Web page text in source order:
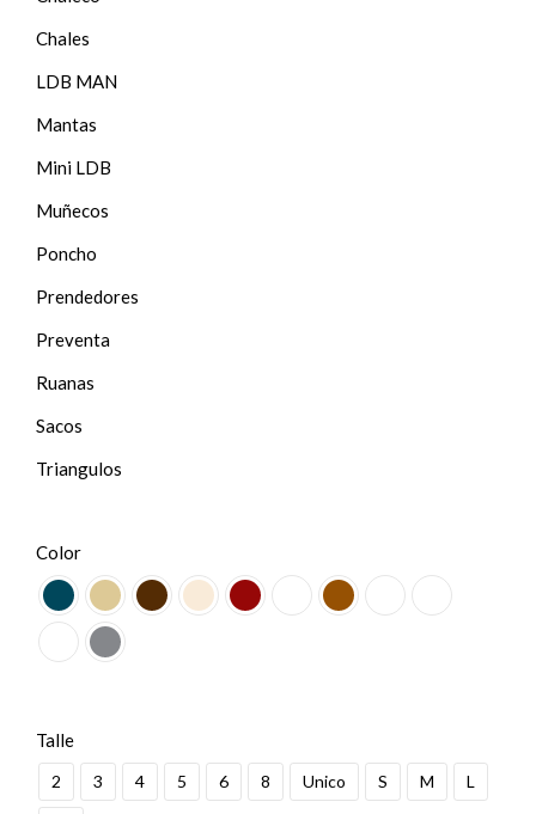
Chales
LDB MAN
Mantas
Mini LDB
Muñecos
Poncho
Prendedores
Preventa
Ruanas
Sacos
Triangulos
Color
Talle
2 3 4 5 6 8 Unico S M L